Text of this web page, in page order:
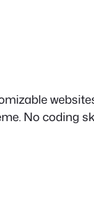
No coding